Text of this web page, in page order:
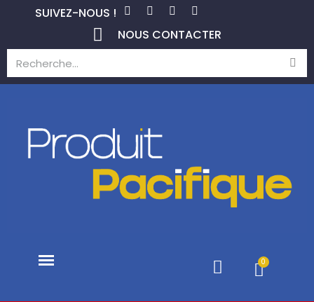
SUIVEZ-NOUS !
NOUS CONTACTER